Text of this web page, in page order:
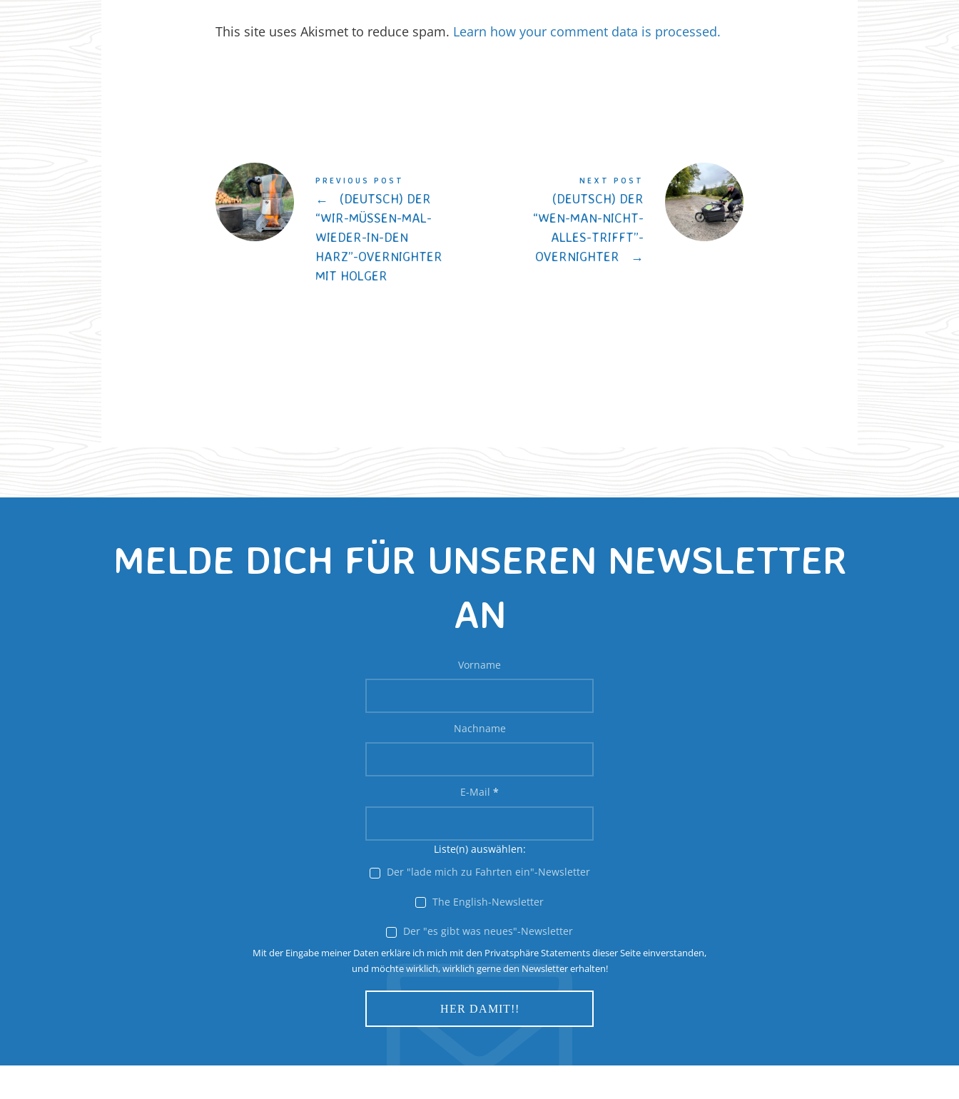
This site uses Akismet to reduce spam. Learn how your comment data is processed.
PREVIOUS POST
←
(DEUTSCH) DER
“WIR-MÜSSEN-MAL-
WIEDER-IN-DEN
HARZ”-OVERNIGHTER
MIT HOLGER
NEXT POST
(DEUTSCH) DER
“WEN-MAN-NICHT-
ALLES-TRIFFT”-
OVERNIGHTER
→
MELDE DICH FÜR UNSEREN NEWSLETTER
AN
Vorname
Nachname
E-Mail *
Liste(n) auswählen:
Der "lade mich zu Fahrten ein"-Newsletter
The English-Newsletter
Der "es gibt was neues"-Newsletter
Mit der Eingabe meiner Daten erkläre ich mich mit den Privatsphäre Statements dieser Seite einverstanden,
und möchte wirklich, wirklich gerne den Newsletter erhalten!